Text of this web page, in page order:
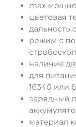
max
цветовая
дальность
режим с
наличие
для
16340 или
зарядный
материал